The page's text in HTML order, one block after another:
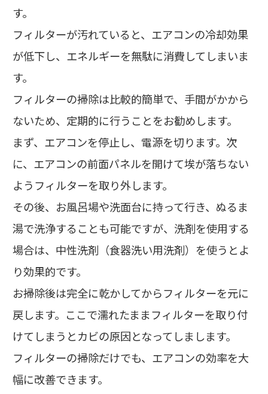
す。
フィルターが汚れていると、エアコンの冷却効果
が低下し、エネルギーを無駄に消費してしまいま
す。
フィルターの掃除は比較的簡単で、手間がかから
ないため、定期的に行うことをお勧めします。
まず、エアコンを停止し、電源を切ります。次
に、エアコンの前面パネルを開けて埃が落ちない
ようフィルターを取り外します。
その後、お風呂場や洗面台に持って行き、ぬるま
湯で洗浄することも可能ですが、洗剤を使用する
場合は、中性洗剤（食器洗い用洗剤）を使うとよ
り効果的です。
お掃除後は完全に乾かしてからフィルターを元に
戻します。ここで濡れたままフィルターを取り付
けてしまうとカビの原因となってしまします。
フィルターの掃除だけでも、エアコンの効率を大
幅に改善できます。